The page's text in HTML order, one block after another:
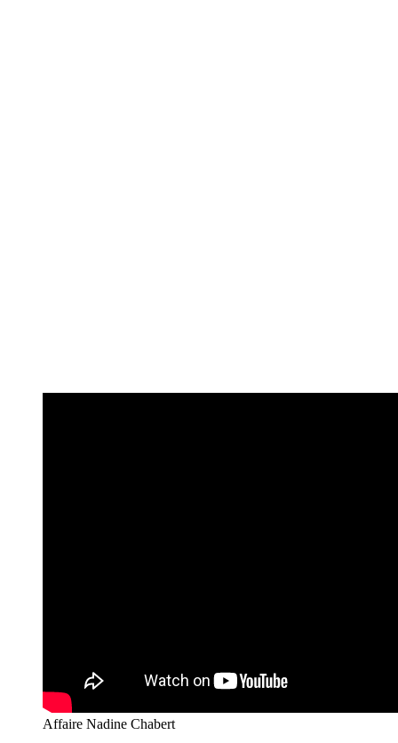
Affaire Nadine Chabert